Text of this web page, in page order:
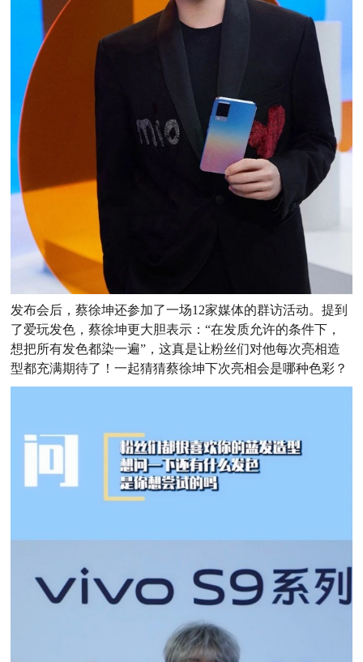
发布会后，蔡徐坤还参加了一场12家媒体的群访活动。提到
了爱玩发色，蔡徐坤更大胆表示：“在发质允许的条件下，
想把所有发色都染一遍”，这真是让粉丝们对他每次亮相造
型都充满期待了！一起猜猜蔡徐坤下次亮相会是哪种色彩？